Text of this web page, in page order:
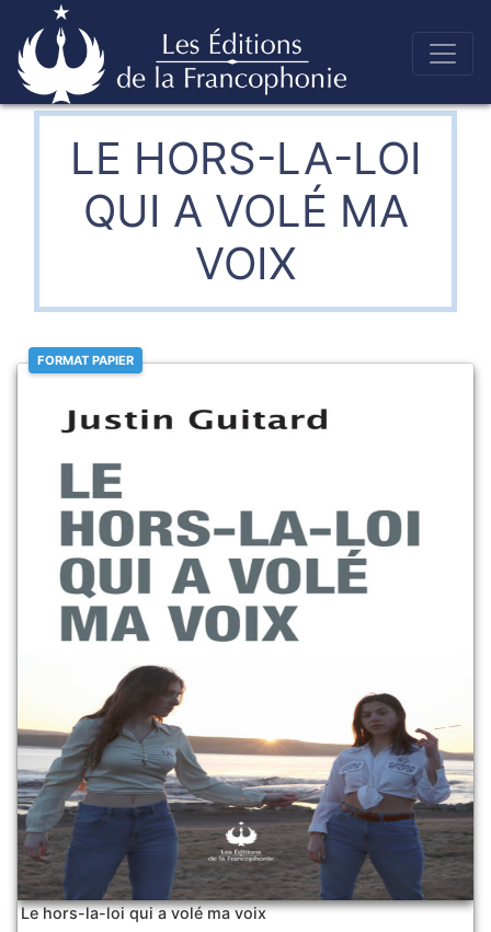
Skip
to Éditions de la francophonie
LE HORS-LA-LOI
QUI A VOLÉ MA
VOIX
FORMAT PAPIER
Le hors-la-loi qui a volé ma voix